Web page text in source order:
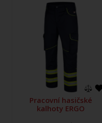
Pracovní hasičské
kalhoty ERGO